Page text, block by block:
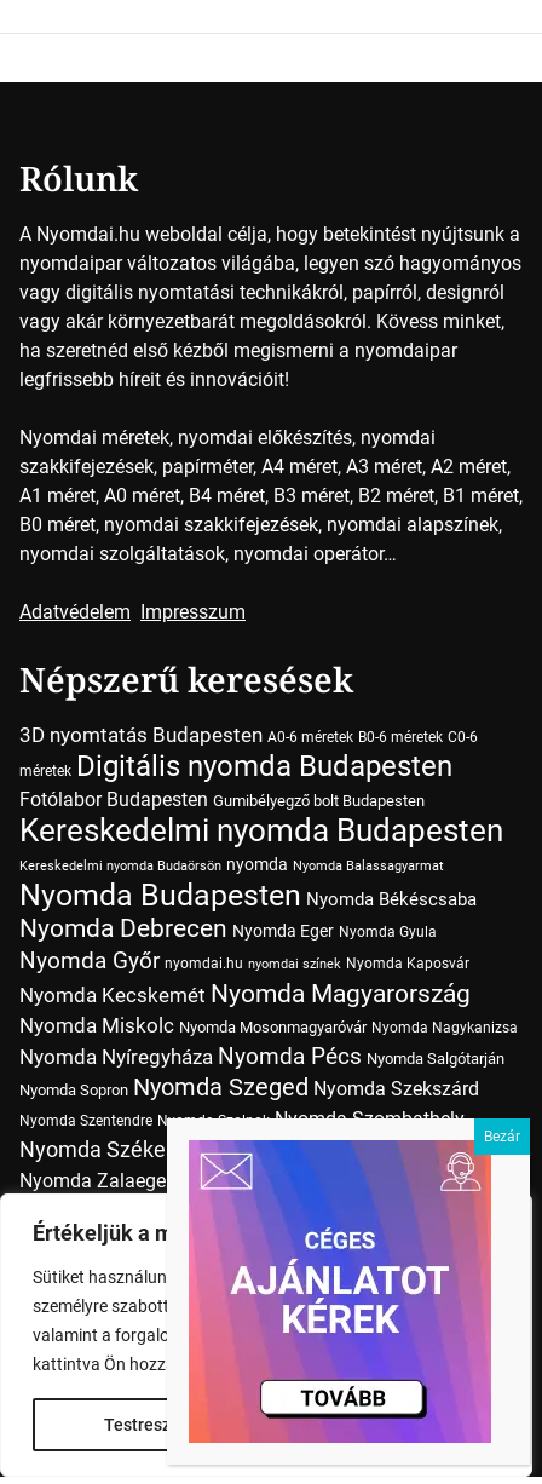
Értékeljük a magánéletét
Sütiket használunk a böngészési élmény fokozására,
személyre szabott hirdetések vagy tartalmak megjelenítésére,
valamint a forgalom elemzésére. A "Mindent elfogad" gombra
kattintva Ön hozzájárul a cookie-k használatához.
Testreszabás Rendben
Rólunk
A Nyomdai.hu weboldal célja, hogy betekintést nyújtsunk a
nyomdaipar változatos világába, legyen szó hagyományos
vagy digitális nyomtatási technikákról, papírról, designról
vagy akár környezetbarát megoldásokról. Kövess minket,
ha szeretnéd első kézből megismerni a nyomdaipar
legfrissebb híreit és innovációit!
Nyomdai méretek, nyomdai előkészítés, nyomdai
szakkifejezések, papírméter, A4 méret, A3 méret, A2 méret,
A1 méret, A0 méret, B4 méret, B3 méret, B2 méret, B1 méret,
B0 méret, nyomdai szakkifejezések, nyomdai alapszínek,
nyomdai szolgáltatások, nyomdai operátor…
Adatvédelem Impresszum
Népszerű keresések
3D nyomtatás Budapesten A0-6 méretek B0-6 méretek C0-6
méretek Digitális nyomda Budapesten
Fotólabor Budapesten Gumibélyegző bolt Budapesten
Kereskedelmi nyomda Budapesten
Kereskedelmi nyomda Budaörsön nyomda Nyomda Balassagyarmat
Nyomda Budapesten Nyomda Békéscsaba
Nyomda Debrecen Nyomda Eger Nyomda Gyula
Nyomda Győr nyomdai.hu nyomdai színek Nyomda Kaposvár
Nyomda Kecskemét Nyomda Magyarország
Nyomda Miskolc Nyomda Mosonmagyaróvár Nyomda Nagykanizsa
Nyomda Nyíregyháza Nyomda Pécs Nyomda Salgótarján
Nyomda Sopron Nyomda Szeged Nyomda Szekszárd
Nyomda Szentendre Nyomda Szolnok Nyomda Szombathely
Nyomda Székesfehérvár Nyomda Tatabánya Nyomda Vác
Nyomda Zalaegerszeg Nyomda Érd nyomtatás
Nyomtatás Budapesten
Pólónyomtatás Budapesten Szitanyomda Budapesten
Tudásbázis